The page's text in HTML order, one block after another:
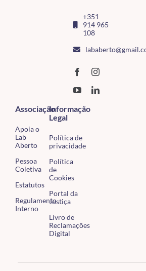
+351
914 965
108
Associação
Apoia o
Lab
Aberto
Pessoa
Coletiva
Estatutos
Regulamento
Interno
Informação
Legal
Política de
privacidade
Política
de
Cookies
Portal da
Justiça
Livro de
Reclamações
Digital